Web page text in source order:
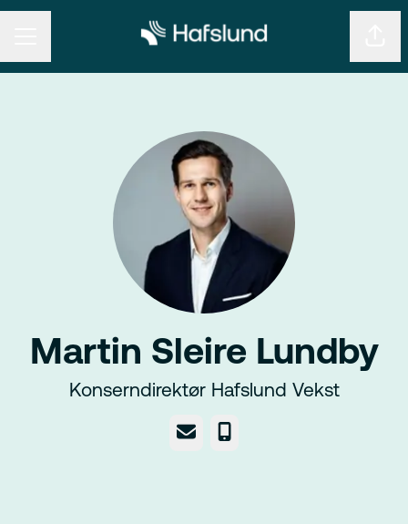
Martin Sleire Lundby
Konserndirektør Hafslund Vekst
E-post Telefonnummer